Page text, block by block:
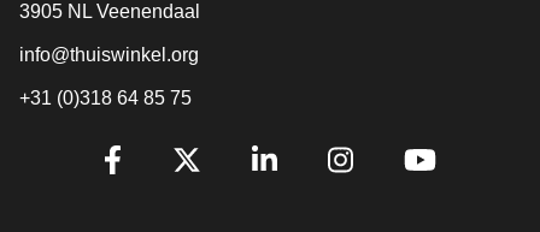
3905 NL Veenendaal
info@thuiswinkel.org
+31 (0)318 64 85 75
[_General:SocialMediaTitle]